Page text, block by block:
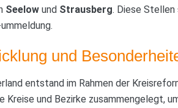
Seelow und Strausberg. Diese
und
entstand im Rahmen der
Kreise und Bezirke zusammengelegt,